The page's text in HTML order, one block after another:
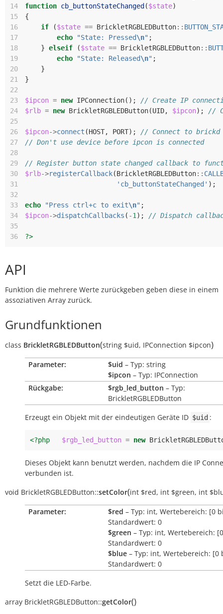
14
function cb_buttonStateChanged ($state)
15
{
16
if ($state == BrickletRGBLEDButton::
17
echo "State: Pressed\n" ;
18
} elseif ($state == BrickletRGBLEDButton::
19
echo "State: Released\n" ;
20
}
21
}
22
23
$ipcon = new IPConnection();
// Create IP
24
$rlb = new BrickletRGBLEDButton(UID, $ipcon);
//
25
26
$ipcon->connect (HOST, PORT);
// Connect to brickd
27
// Don't use device before ipcon is connected
28
29
// Register button state changed callback to
30
$rlb->registerCallback(BrickletRGBLEDButton::
31
'cb_buttonStateChanged' );
32
33
echo "Press ctrl+c to exit\n" ;
34
$ipcon->dispatchCallbacks ( -1 );
// Dispatch
35
36
?>
API
Funktion die mehrere Werte zurückgeben geben diese in einem
assoziativen Array zurück.
Grundfunktionen
class BrickletRGBLEDButton(string $uid, IPConnection $ipcon)
Parameter: $uid – Typ: string
$ipcon – Typ: IPConnection
Rückgabe:
$rgb_led_button – Typ:
BrickletRGBLEDButton
Erzeugt ein Objekt mit der eindeutigen Geräte ID $uid :
<?php $rgb_led_button = new
Dieses Objekt kann benutzt werden, nachdem die IP
verbunden ist.
void BrickletRGBLEDButton::setColor(int $red, int $green, int
Parameter: $red – Typ: int, Wertebereich: [0
Standardwert: 0
$green – Typ: int, Wertebereich:
Standardwert: 0
$blue – Typ: int, Wertebereich: [0
Standardwert: 0
Setzt die LED-Farbe.
array BrickletRGBLEDButton::getColor()